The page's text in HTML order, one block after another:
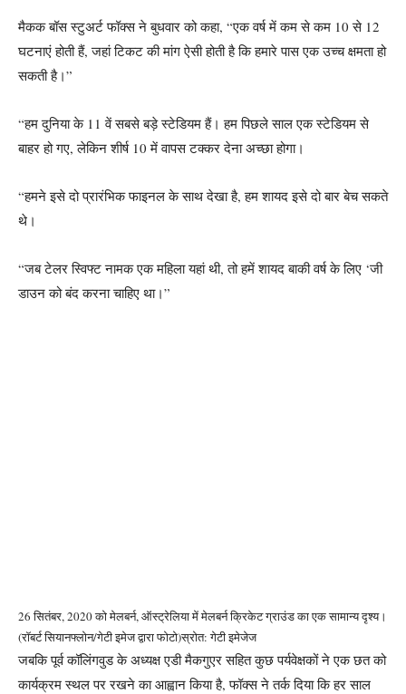
मैकक बॉस स्टुअर्ट फॉक्स ने बुधवार को कहा, “एक वर्ष में कम से कम 10 से 12
घटनाएं होती हैं, जहां टिकट की मांग ऐसी होती है कि हमारे पास एक उच्च क्षमता हो
सकती है।”
“हम दुनिया के 11 वें सबसे बड़े स्टेडियम हैं। हम पिछले साल एक स्टेडियम से
बाहर हो गए, लेकिन शीर्ष 10 में वापस टक्कर देना अच्छा होगा।
“हमने इसे दो प्रारंभिक फाइनल के साथ देखा है, हम शायद इसे दो बार बेच सकते
थे।
“जब टेलर स्विफ्ट नामक एक महिला यहां थी, तो हमें शायद बाकी वर्ष के लिए ‘जी
डाउन को बंद करना चाहिए था।”
26 सितंबर, 2020 को मेलबर्न, ऑस्ट्रेलिया में मेलबर्न क्रिकेट ग्राउंड का एक सामान्य दृश्य।
(रॉबर्ट सियानफ्लोन/गेटी इमेज द्वारा फोटो)स्रोत: गेटी इमेजेज
जबकि पूर्व कॉलिंगवुड के अध्यक्ष एडी मैकगुएर सहित कुछ पर्यवेक्षकों ने एक छत को
कार्यक्रम स्थल पर रखने का आह्वान किया है, फॉक्स ने तर्क दिया कि हर साल